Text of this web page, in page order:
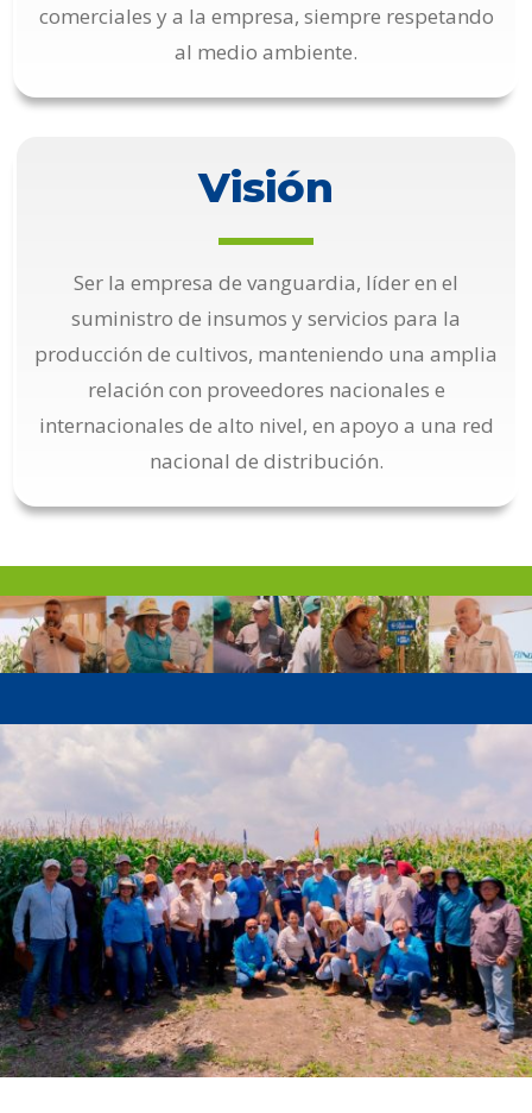
comerciales y a la empresa, siempre respetando
al medio ambiente.
Visión
Ser la empresa de vanguardia, líder en el
suministro de insumos y servicios para la
producción de cultivos, manteniendo una amplia
relación con proveedores nacionales e
internacionales de alto nivel, en apoyo a una red
nacional de distribución.